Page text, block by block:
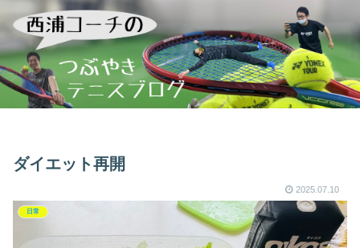
ダイエット再開
2025.07.10
日常